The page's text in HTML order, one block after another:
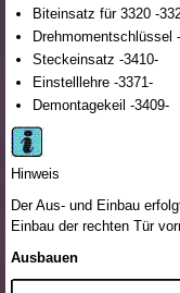
Biteinsatz für 3320 -
Drehmomentschlüssel
Steckeinsatz -3410-
Einstelllehre -3371-
Demontagekeil -3409-
Hinweis
Der Aus- und Einbau
Einbau der rechten Tür
Ausbauen